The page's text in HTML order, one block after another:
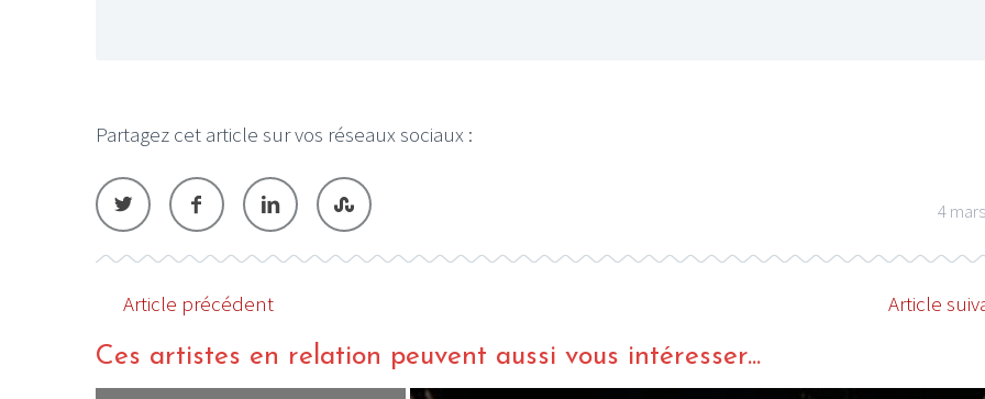
Partagez cet article sur vos réseaux sociaux :
4
Article précédent Article
Ces artistes en relation peuvent aussi vous intéresser...